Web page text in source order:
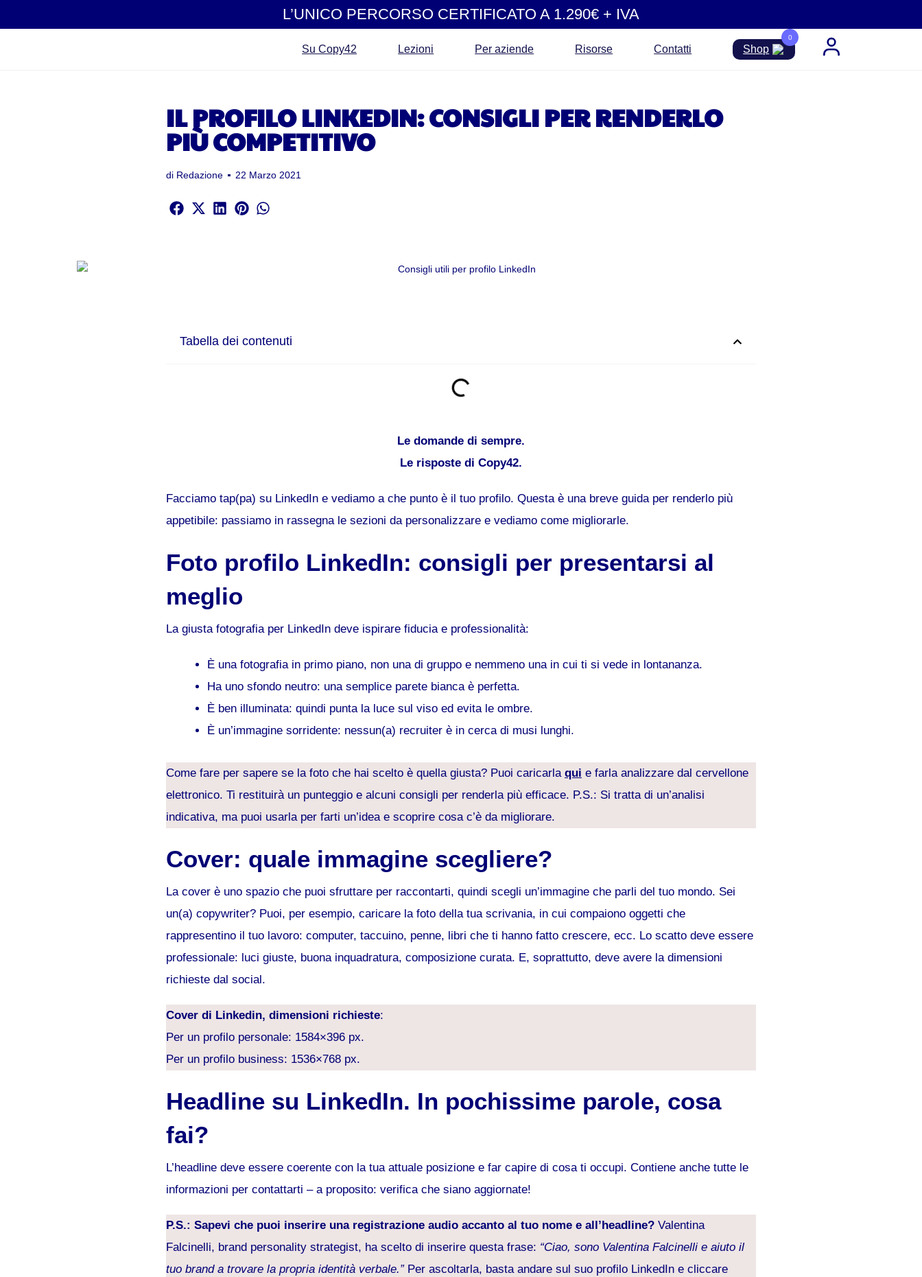
L’UNICO PERCORSO CERTIFICATO A 1.290€ + IVA
0
Su Copy42 Lezioni Per aziende Risorse Contatti Shop
IL PROFILO LINKEDIN: CONSIGLI PER RENDERLO
PIÙ COMPETITIVO
di Redazione 22 Marzo 2021
Tabella dei contenuti
Le domande di sempre.
Le risposte di Copy42.
Facciamo tap(pa) su LinkedIn e vediamo a che punto è il tuo profilo. Questa è una breve guida per renderlo più
appetibile: passiamo in rassegna le sezioni da personalizzare e vediamo come migliorarle.
Foto profilo LinkedIn: consigli per presentarsi al
meglio
La giusta fotografia per LinkedIn deve ispirare fiducia e professionalità:
È una fotografia in primo piano, non una di gruppo e nemmeno una in cui ti si vede in lontananza.
Ha uno sfondo neutro: una semplice parete bianca è perfetta.
È ben illuminata: quindi punta la luce sul viso ed evita le ombre.
È un’immagine sorridente: nessun(a) recruiter è in cerca di musi lunghi.
Come fare per sapere se la foto che hai scelto è quella giusta? Puoi caricarla qui e farla analizzare dal cervellone
elettronico. Ti restituirà un punteggio e alcuni consigli per renderla più efficace. P.S.: Si tratta di un’analisi
indicativa, ma puoi usarla per farti un’idea e scoprire cosa c’è da migliorare.
Cover: quale immagine scegliere?
La cover è uno spazio che puoi sfruttare per raccontarti, quindi scegli un’immagine che parli del tuo mondo. Sei
un(a) copywriter? Puoi, per esempio, caricare la foto della tua scrivania, in cui compaiono oggetti che
rappresentino il tuo lavoro: computer, taccuino, penne, libri che ti hanno fatto crescere, ecc. Lo scatto deve essere
professionale: luci giuste, buona inquadratura, composizione curata. E, soprattutto, deve avere la dimensioni
richieste dal social.
Cover di Linkedin, dimensioni richieste:
Per un profilo personale: 1584×396 px.
Per un profilo business: 1536×768 px.
Headline su LinkedIn. In pochissime parole, cosa
fai?
L’headline deve essere coerente con la tua attuale posizione e far capire di cosa ti occupi. Contiene anche tutte le
informazioni per contattarti – a proposito: verifica che siano aggiornate!
P.S.: Sapevi che puoi inserire una registrazione audio accanto al tuo nome e all’headline? Valentina
Falcinelli, brand personality strategist, ha scelto di inserire questa frase: “Ciao, sono Valentina Falcinelli e aiuto il
tuo brand a trovare la propria identità verbale.”Per ascoltarla, basta andare sul suo profilo LinkedIn e cliccare